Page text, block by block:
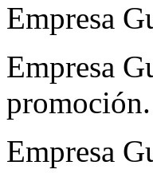
Empresa
Empresa
promoción.
Empresa